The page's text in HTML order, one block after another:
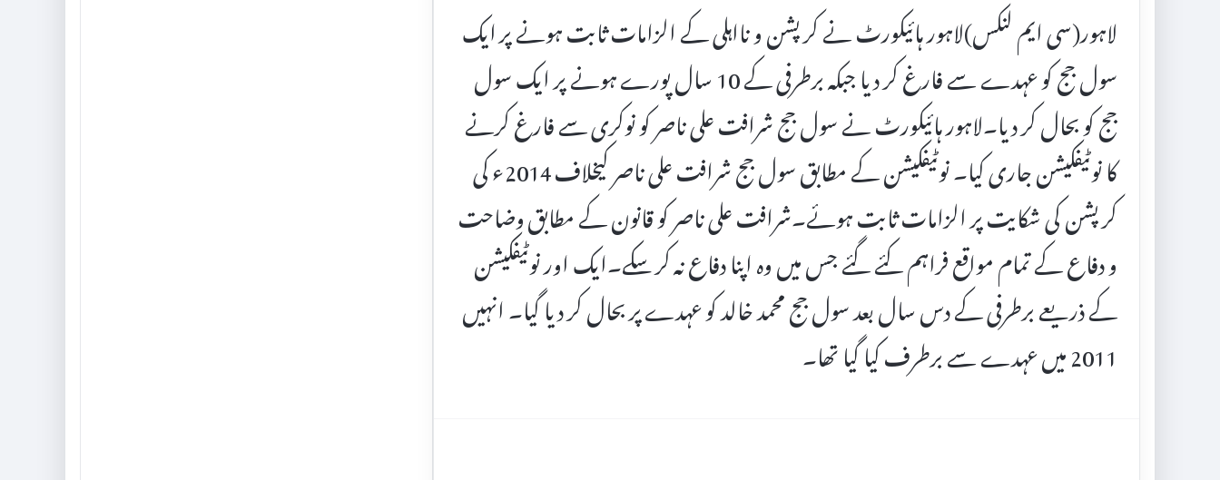
لاہور(سی ایم لنکس)لاہور ہائیکورٹ نے کرپشن و نااہلی کے الزامات ثابت ہونے پر ایک
سول جج کو عہدے سے فارغ کر دیا جبکہ برطرفی کے 10 سال پورے ہونے پر ایک سول
جج کو بحال کر دیا۔لاہور ہائیکورٹ نے سول جج شرافت علی ناصر کو نوکری سے فارغ کرنے
کا نوٹیفکیشن جاری کیا۔ نوٹیفکیشن کے مطابق سول جج شرافت علی ناصر کیخلاف 2014ء کی
کرپشن کی شکایت پر الزامات ثابت ہوئے۔شرافت علی ناصر کو قانون کے مطابق وضاحت
و دفاع کے تمام مواقع فراہم کئے گئے جس میں وہ اپنا دفاع نہ کر سکے۔ایک اور نوٹیفکیشن
کے ذریعے برطرفی کے دس سال بعد سول جج محمد خالد کو عہدے پر بحال کر دیا گیا۔ انہیں
2011 میں عہدے سے برطرف کیا گیا تھا۔